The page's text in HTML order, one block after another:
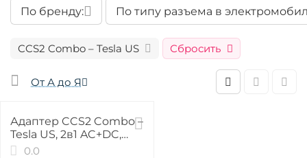
По бренду: По типу разъема в
CCS2 Combo – Tesla US Сбросить
От А до Я
Адаптер CCS2 Combo –
Tesla US, 2в1 AC+DC,
250А, 250 кВт
0.0